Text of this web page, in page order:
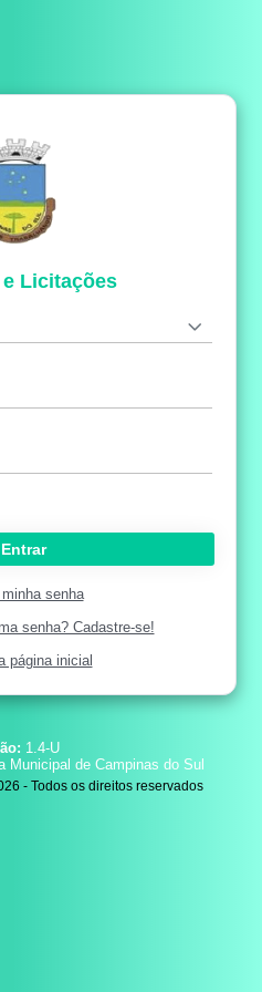
Licitações
Entrar
senha
senha? Cadastre-se!
página inicial
1.4-U
Municipal de Campinas do Sul
- Todos os direitos reservados